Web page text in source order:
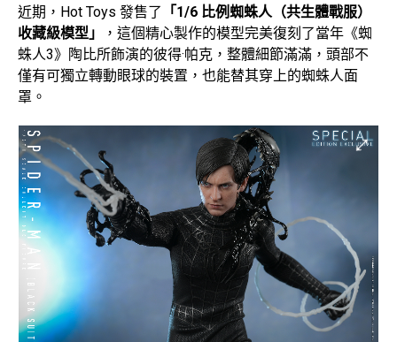
近期，Hot Toys 發售了
「1/6 比例蜘蛛人（共生體戰服）
收藏級模型」
，這個精心製作的模型完美復刻了當年《蜘
蛛人3》陶比所飾演的彼得·帕克，整體細節滿滿，頭部不
僅有可獨立轉動眼球的裝置，也能替其穿上的蜘蛛人面
罩。